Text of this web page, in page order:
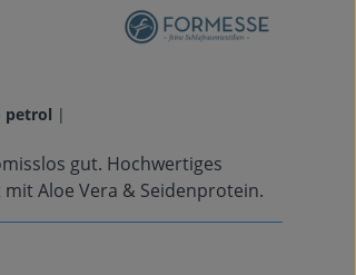
petrol |
gut. Hochwertiges
Aloe Vera & Seidenprotein.